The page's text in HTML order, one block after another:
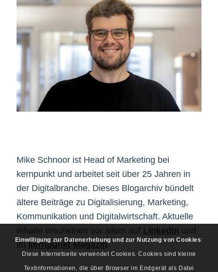
Mike Schnoor ist Head of Marketing bei
kernpunkt und arbeitet seit über 25 Jahren in
der Digitalbranche. Dieses Blogarchiv bündelt
ältere Beiträge zu Digitalisierung, Marketing,
Kommunikation und Digitalwirtschaft. Aktuelle
Inhalte erscheinen vor allem auf LinkedIn und
imkernpunkt Magazin.
Einwilligung zur Datenerhebung und zur Nutzung von Cookies :
Diese Internetseite verwendet Cookies. Cookies sind kleine
Textinformationen, die über Browser im Endgerät als Datei